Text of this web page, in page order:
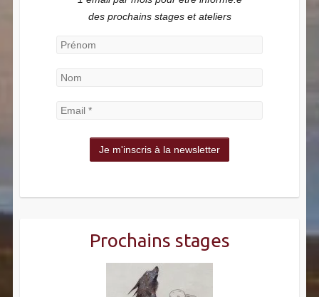
des prochains stages et ateliers
Prochains stages